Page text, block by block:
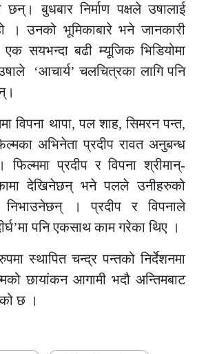
बुधबार निर्माण पक्षले उषालाई
। उनको भूमिकाबारे भने जानकारी
सयभन्दा बढी म्यूजिक भिडियोमा
‘आचार्य’ चलचित्रका लागि पनि
विपना थापा, पल शाह, सिमरन पन्त,
अभिनेता प्रदीप रावत अनुबन्ध
प्रदीप र विपना श्रीमान्-
देखिनेछन् भने पलले उनीहरुको
निभाउनेछन् । प्रदीप र विपनाले
पनि एकसाथ काम गरेका थिए ।
रुपमा स्थापित चन्द्र पन्तको निर्देशनमा
छायांकन आगामी भदौ अन्तिमबाट
छ ।